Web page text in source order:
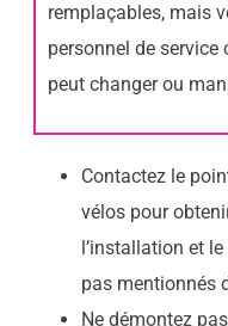
remplaçables, mais
personnel de service
peut changer ou
Contactez le
vélos pour
l’installation et
pas mentionnés
Ne démontez